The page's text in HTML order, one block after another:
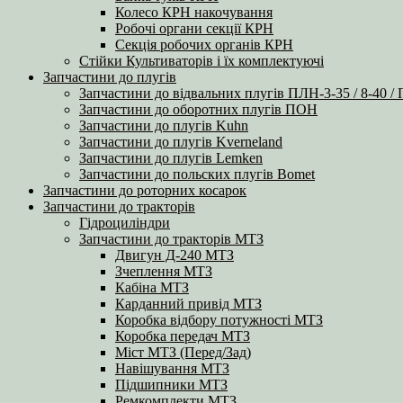
Колесо КРН накочування
Робочі органи секції КРН
Секція робочих органів КРН
Стійки Культиваторів і їх комплектуючі
Запчастини до плугів
Запчастини до відвальних плугів ПЛН-3-35 / 8-40
Запчастини до оборотних плугів ПОН
Запчастини до плугів Kuhn
Запчастини до плугів Kverneland
Запчастини до плугів Lemken
Запчастини до польских плугів Bomet
Запчастини до роторних косарок
Запчастини до тракторів
Гідроциліндри
Запчастини до тракторів МТЗ
Двигун Д-240 МТЗ
Зчеплення МТЗ
Кабіна МТЗ
Карданний привід МТЗ
Коробка відбору потужності МТЗ
Коробка передач МТЗ
Міст МТЗ (Перед/Зад)
Навішування МТЗ
Підшипники МТЗ